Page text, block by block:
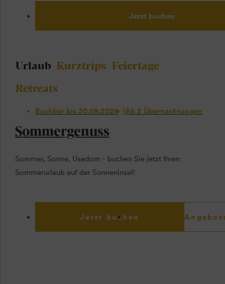
Jetzt buchen
Urlaub
Buchbar bis 30.09.2026 Ab 2 Übernachtungen
Sommergenuss
Sommer, Sonne, Usedom - buchen Sie jetzt Ihren
Sommerurlaub auf der Sonneninsel!
Jetzt buchen
Kurztrips Feiertage
Retreats